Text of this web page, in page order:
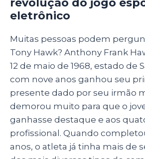
revolução do jogo
eletrônico
Muitas pessoas podem
Tony Hawk? Anthony Frank
12 de maio de 1968, estado de
com nove anos ganhou seu
presente dado por seu irmão
demorou muito para que o
ganhasse destaque e aos
profissional. Quando
anos, o atleta já tinha mais de